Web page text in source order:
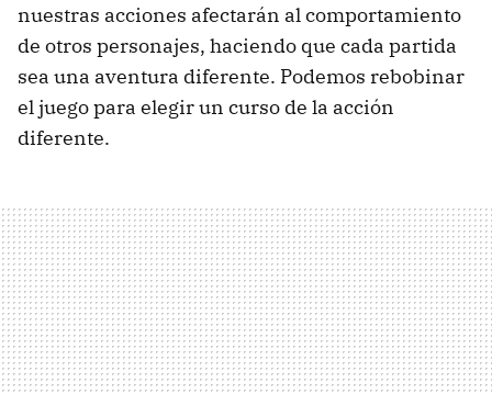
nuestras acciones afectarán al comportamiento
de otros personajes, haciendo que cada partida
sea una aventura diferente. Podemos rebobinar
el juego para elegir un curso de la acción
diferente.